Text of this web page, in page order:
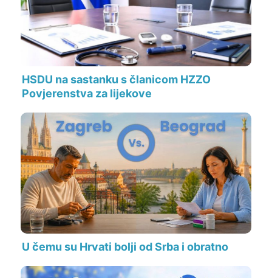
HSDU na sastanku s članicom HZZO
Povjerenstva za lijekove
U čemu su Hrvati bolji od Srba i obratno